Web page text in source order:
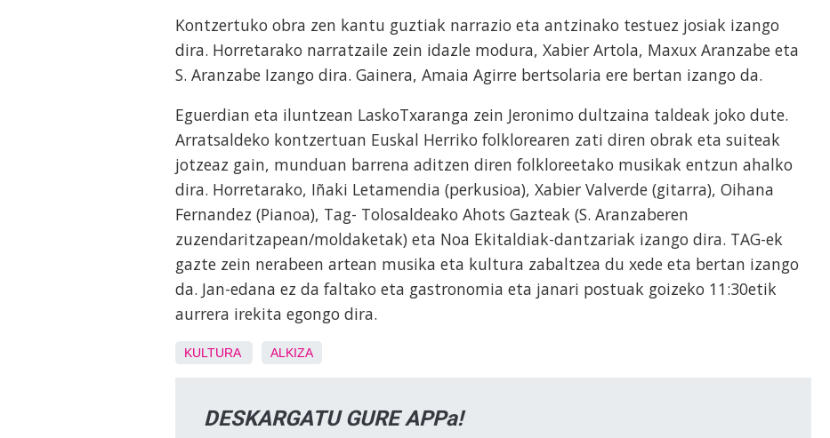
Kontzertuko obra zen kantu guztiak narrazio eta antzinako testuez josiak izango
dira. Horretarako narratzaile zein idazle modura, Xabier Artola, Maxux Aranzabe eta
S. Aranzabe Izango dira. Gainera, Amaia Agirre bertsolaria ere bertan izango da.
Eguerdian eta iluntzean LaskoTxaranga zein Jeronimo dultzaina taldeak joko dute.
Arratsaldeko kontzertuan Euskal Herriko folklorearen zati diren obrak eta suiteak
jotzeaz gain, munduan barrena aditzen diren folkloreetako musikak entzun ahalko
dira. Horretarako, Iñaki Letamendia (perkusioa), Xabier Valverde (gitarra), Oihana
Fernandez (Pianoa), Tag- Tolosaldeako Ahots Gazteak (S. Aranzaberen
zuzendaritzapean/moldaketak) eta Noa Ekitaldiak-dantzariak izango dira. TAG-ek
gazte zein nerabeen artean musika eta kultura zabaltzea du xede eta bertan izango
da. Jan-edana ez da faltako eta gastronomia eta janari postuak goizeko 11:30etik
aurrera irekita egongo dira.
KULTURA ALKIZA
DESKARGATU GURE APPa!